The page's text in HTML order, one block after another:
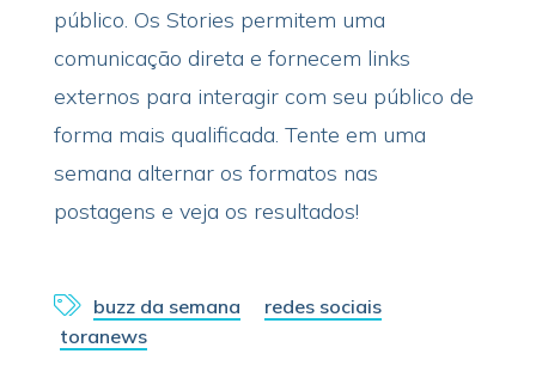
público. Os Stories permitem uma
comunicação direta e fornecem links
externos para interagir com seu público de
forma mais qualificada. Tente em uma
semana alternar os formatos nas
postagens e veja os resultados!
buzz da semana
redes sociais
toranews